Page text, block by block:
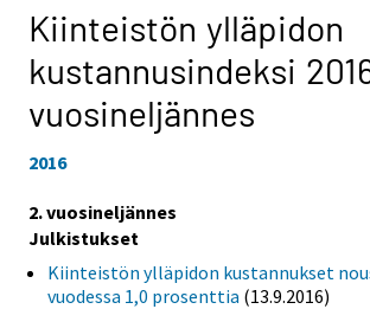
Kiinteistön ylläpidon
kustannusindeksi
vuosineljännes
2016
2. vuosineljännes
Julkistukset
Kiinteistön ylläpidon kustannukset
vuodessa 1,0 prosenttia (13.9.2016)